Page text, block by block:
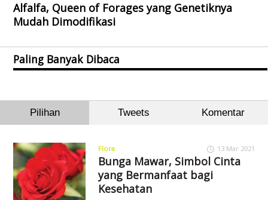
Alfalfa, Queen of Forages yang Genetiknya
Mudah Dimodifikasi
Paling Banyak Dibaca
Pilihan Tweets Komentar
Flora 13 Mar 2021
Bunga Mawar, Simbol Cinta
yang Bermanfaat bagi
Kesehatan